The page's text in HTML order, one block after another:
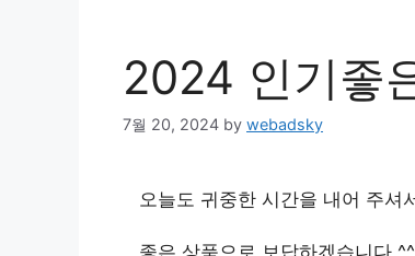
2024 인기좋
7월 20, 2024 by webadsky
오늘도 귀중한 시간을 내어 주셔